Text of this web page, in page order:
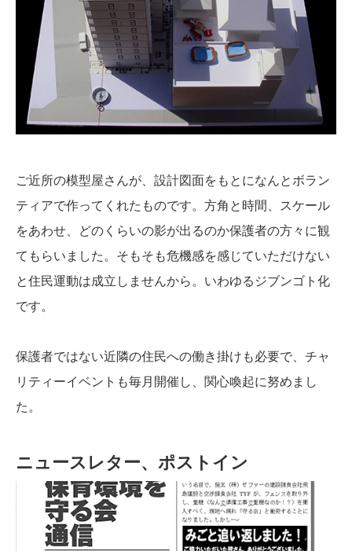
ご近所の模型屋さんが、設計図面をもとになんとボラン
ティアで作ってくれたものです。方角と時間、スケール
をあわせ、どのくらいの影が出るのか保護者の方々に観
てもらいました。そもそも危機感を感じていただけない
と住民運動は成立しませんから。いわゆるジブンゴト化
です。
保護者ではない近隣の住民への働き掛けも必要で、チャ
リティーイベントも毎月開催し、関心喚起に努めまし
た。
ニュースレター、ポストイン